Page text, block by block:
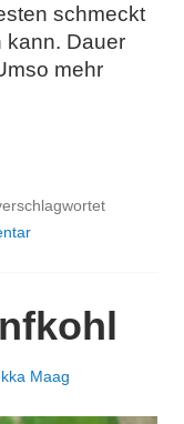
schmeckt
kann. Dauer
mehr
Maag